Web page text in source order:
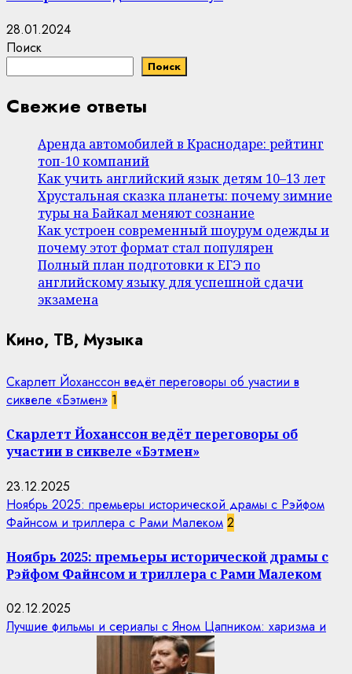
28.01.2024
Поиск
Поиск
Свежие ответы
Аренда автомобилей в Краснодаре: рейтинг
топ-10 компаний
Как учить английский язык детям 10–13 лет
Хрустальная сказка планеты: почему зимние
туры на Байкал меняют сознание
Как устроен современный шоурум одежды и
почему этот формат стал популярен
Полный план подготовки к ЕГЭ по
английскому языку для успешной сдачи
экзамена
Кино, ТВ, Музыка
Скарлетт Йоханссон ведёт переговоры об участии в
сиквеле «Бэтмен» 1
Скарлетт Йоханссон ведёт переговоры об
участии в сиквеле «Бэтмен»
23.12.2025
Ноябрь 2025: премьеры исторической драмы с Рэйфом
Файнсом и триллера с Рами Малеком 2
Ноябрь 2025: премьеры исторической драмы с
Рэйфом Файнсом и триллера с Рами Малеком
02.12.2025
Лучшие фильмы и сериалы с Яном Цапником: харизма и